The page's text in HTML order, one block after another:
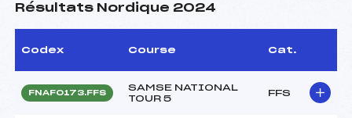
Résultats Nordique 2024
Codex Course Cat.
FNAF0173.FFS
SAMSE NATIONAL
TOUR 5
FFS